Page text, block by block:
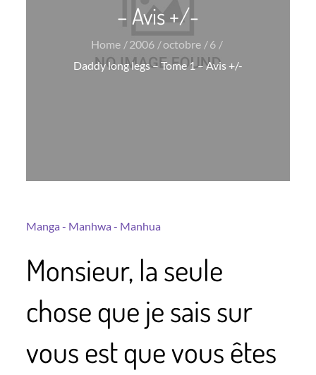
– Avis +/-
Home 2006 octobre
6
Daddy long legs – Tome 1 – Avis +/-
Manga - Manhwa - Manhua
Monsieur, la seule
chose que je sais sur
vous est que vous êtes